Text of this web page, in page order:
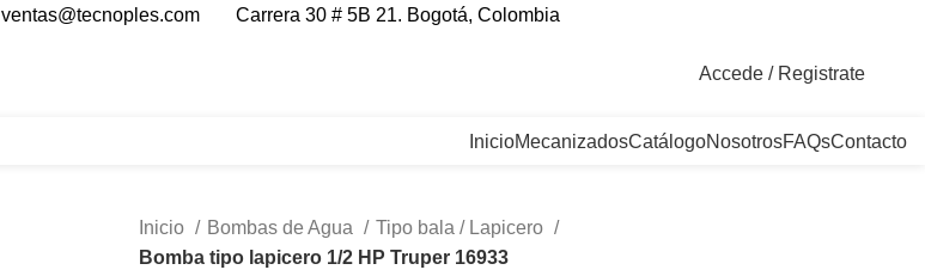
ventas@tecnoples.com Carrera 30 # 5B 21. Bogotá, Colombia
Accede / Registrate
InicioMecanizadosCatálogoNosotrosFAQsContacto
Inicio Bombas de Agua
Tipo bala / Lapicero
Bomba tipo lapicero 1/2 HP Truper 16933